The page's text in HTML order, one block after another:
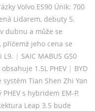
Volvo ES90 Únik: 700
Lidarem, debuty 5.
dubnu a může se
jeho cena se
L9. | SAIC MABUS G50
1.5L PHEV | BYD
Tian Shen Zhi Yan
s hybridem EM-P,
Leap 3.5 bude